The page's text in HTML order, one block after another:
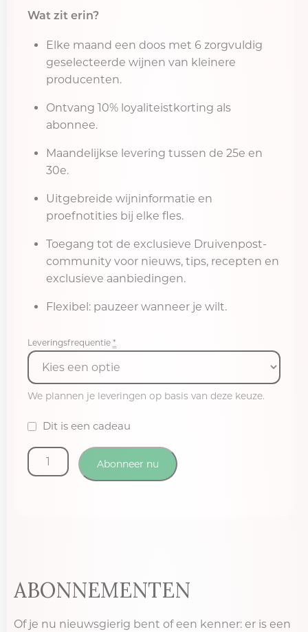
Wat zit erin?
Elke maand een doos met 6 zorgvuldig
geselecteerde wijnen van kleinere
producenten.
Ontvang 10% loyaliteistkorting als
abonnee.
Maandelijkse levering tussen de 25e en
30e.
Uitgebreide wijninformatie en
proefnotities bij elke fles.
Toegang tot de exclusieve Druivenpost-
community voor nieuws, tips, recepten en
exclusieve aanbiedingen.
Flexibel: pauzeer wanneer je wilt.
Leveringsfrequentie *
We plannen je leveringen op basis van deze keuze.
Dit is een cadeau
Abonneer nu
ABONNEMENTEN
Of je nu nieuwsgierig bent of een kenner: er is een